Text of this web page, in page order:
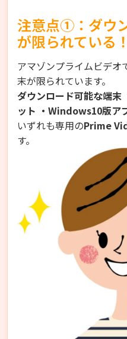
注意点①：ダウ
が限られている！
アマゾンプライムビデオ
末が限られています。
ダウンロード可能な端末
ット ・Windows10版ア
いずれも専用のPrime
す。